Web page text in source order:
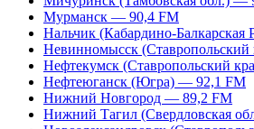
Мурманск — 90,4 FM
Нальчик (Кабардино-
Невинномысск
Нефтекумск (Ставропольский
Нефтеюганск (Югра) — 92,1 FM
Нижний Новгород — 89,2 FM
Нижний Тагил (Свердловская